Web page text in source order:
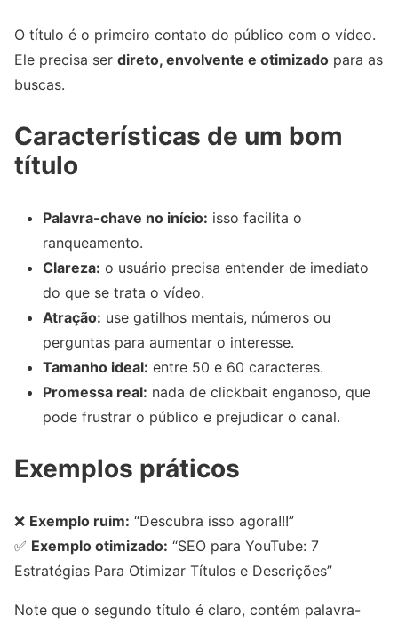
O título é o primeiro contato do público com o vídeo.
Ele precisa ser direto, envolvente e otimizado para as
buscas.
Características de um bom
título
Palavra-chave no início: isso facilita o
ranqueamento.
Clareza: o usuário precisa entender de imediato
do que se trata o vídeo.
Atração: use gatilhos mentais, números ou
perguntas para aumentar o interesse.
Tamanho ideal: entre 50 e 60 caracteres.
Promessa real: nada de clickbait enganoso, que
pode frustrar o público e prejudicar o canal.
Exemplos práticos
❌ Exemplo ruim: “Descubra isso agora!!!”
✅ Exemplo otimizado: “SEO para YouTube: 7
Estratégias Para Otimizar Títulos e Descrições”
Note que o segundo título é claro, contém palavra-